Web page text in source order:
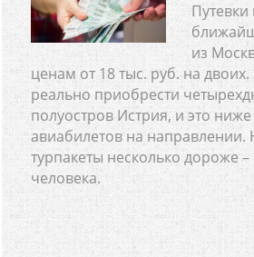
из
ценам от 18 тыс. руб. на двоих.
реально приобрести
полуостров Истрия, и это
авиабилетов на направлении.
турпакеты несколько дороже –
человека.